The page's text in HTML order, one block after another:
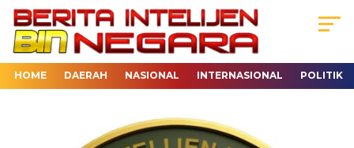
HOME DAERAH NASIONAL INTERNASIONAL POLITIK